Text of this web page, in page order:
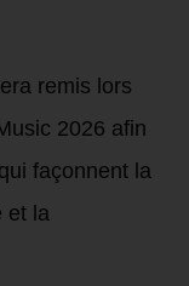
remis lors
2026 afin
façonnent la
et la